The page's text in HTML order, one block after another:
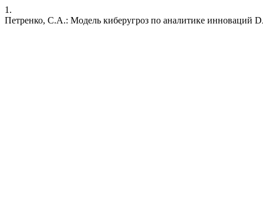
1.
Петренко, С.А.: Модель киберугроз по аналитике